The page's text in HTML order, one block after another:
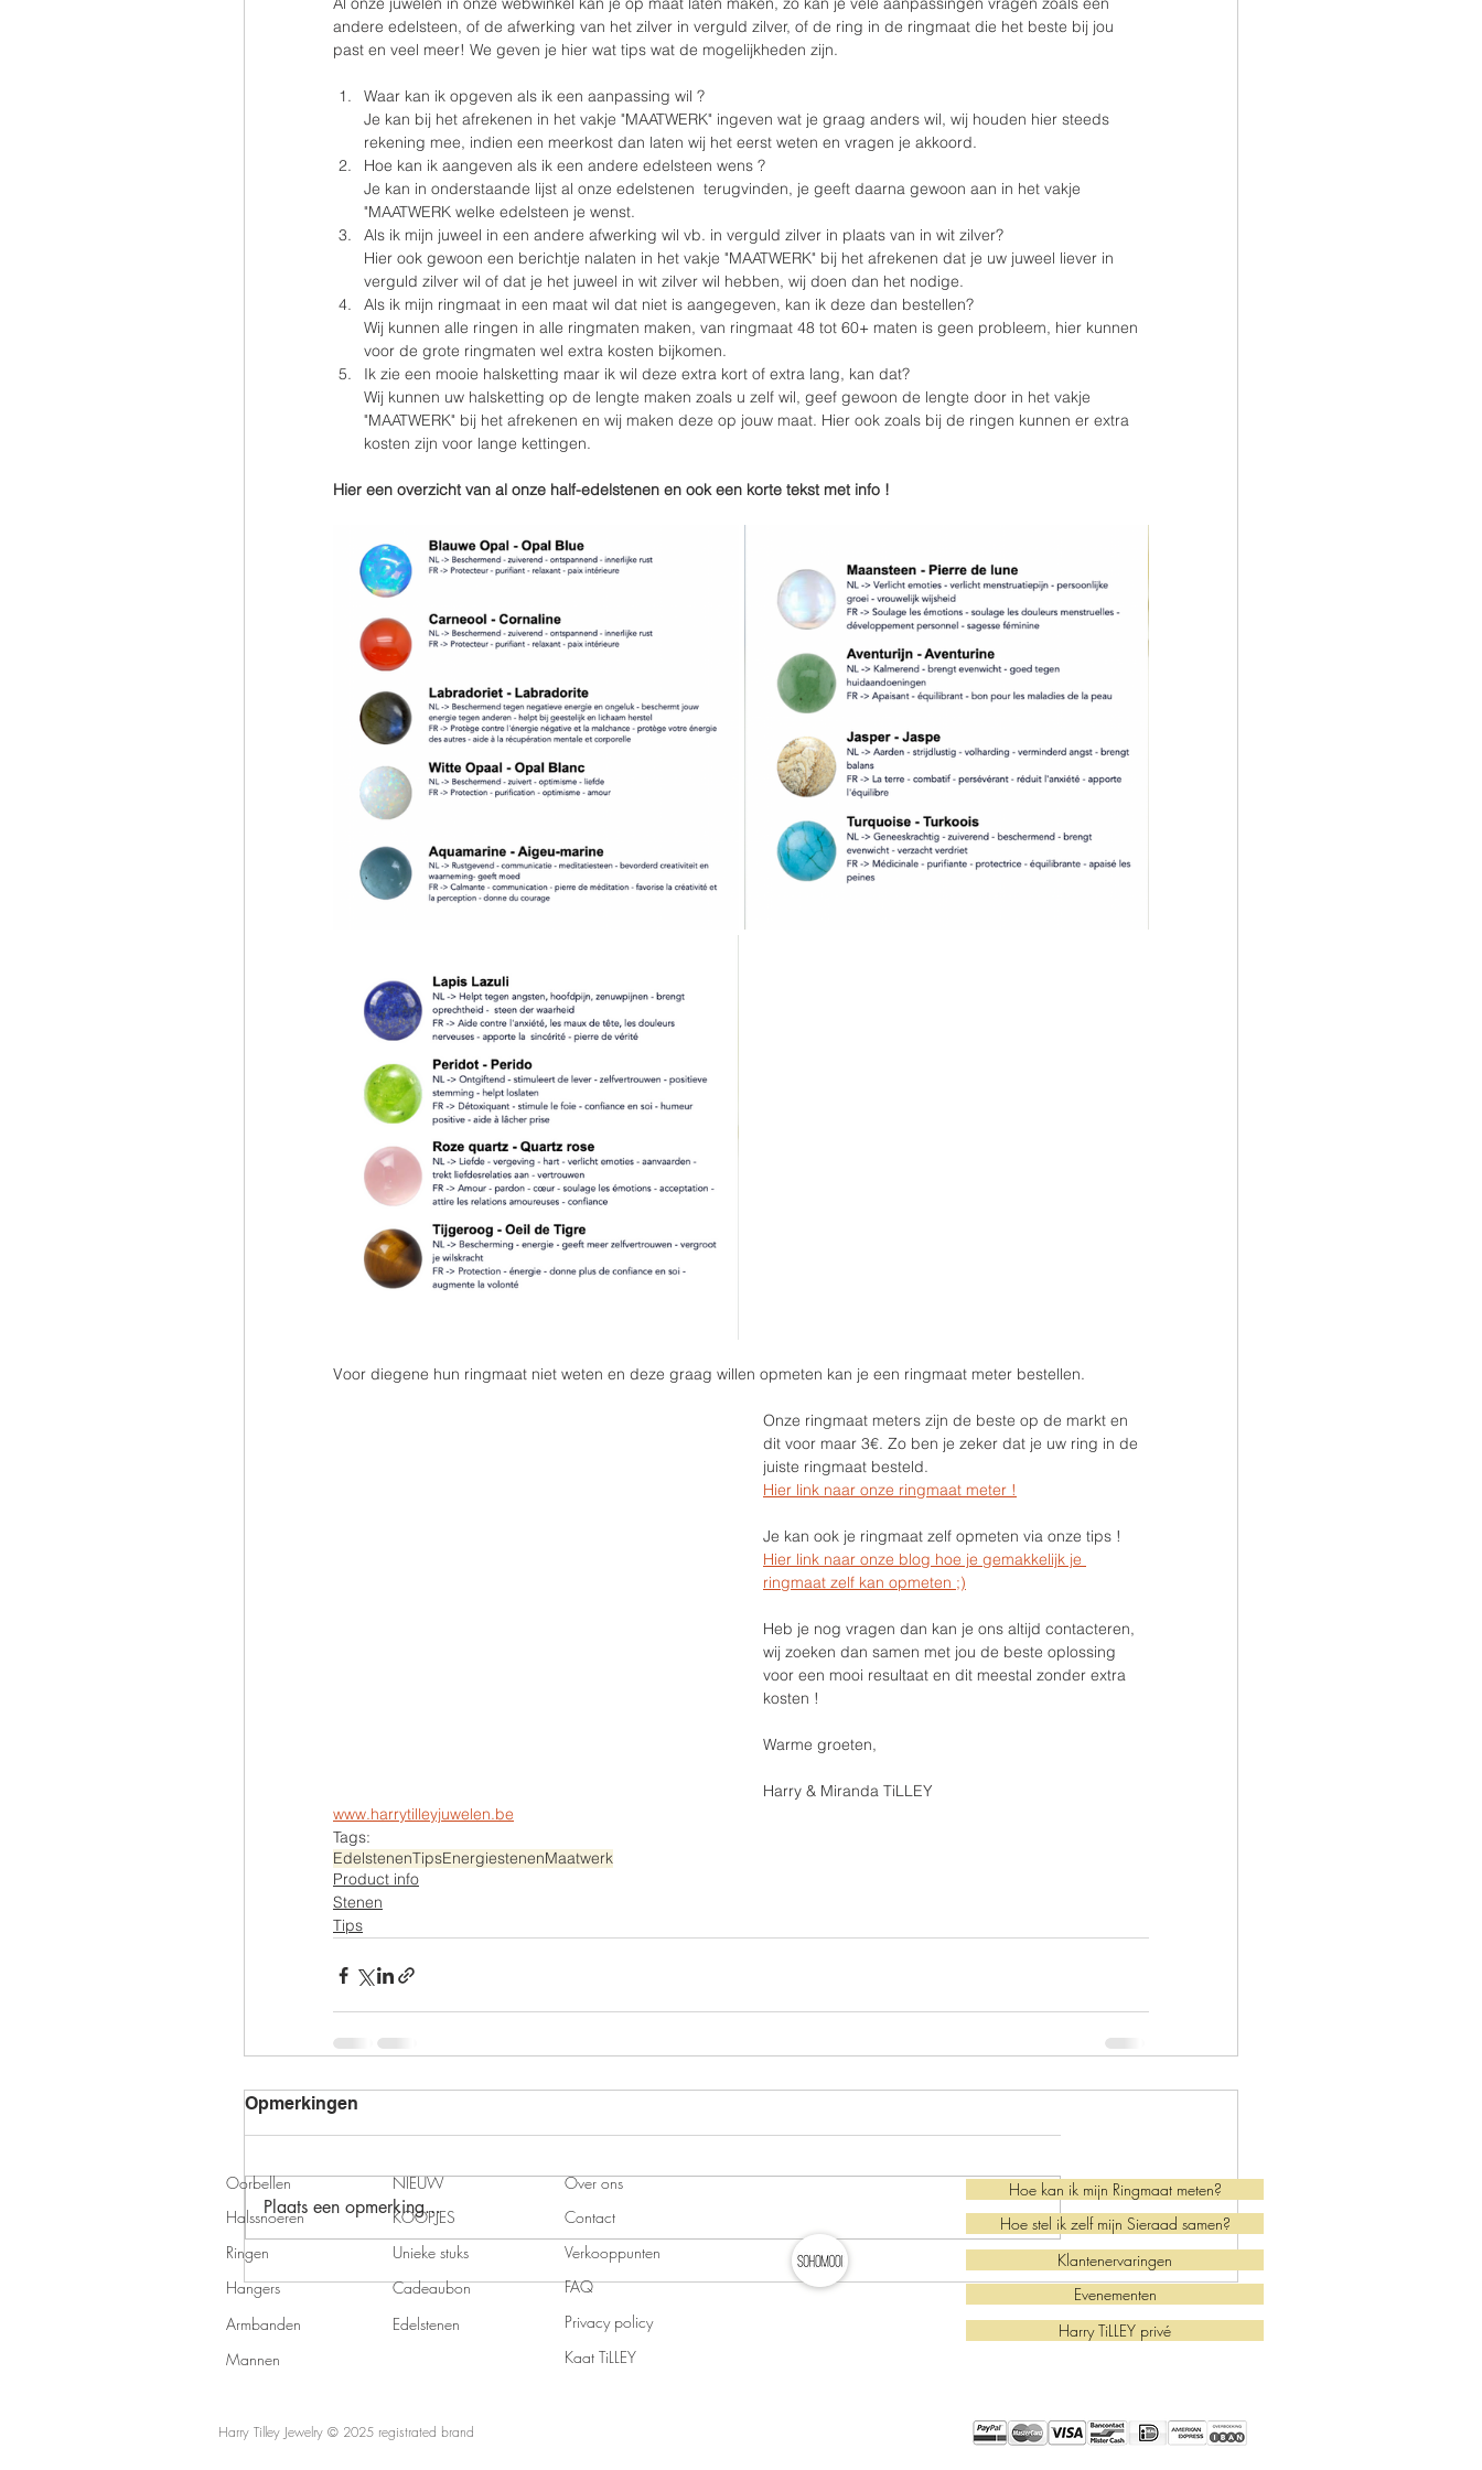
andere edelsteen, of de afwerking van het zilver in verguld zilver, of de ring in de ringmaat die het beste bij jou
past en veel meer! We geven je hier wat tips wat de mogelijkheden zijn.
Waar kan ik opgeven als ik een aanpassing wil ?
Je kan bij het afrekenen in het vakje "MAATWERK" ingeven wat je graag anders wil, wij houden hier steeds
rekening mee, indien een meerkost dan laten wij het eerst weten en vragen je akkoord.
Hoe kan ik aangeven als ik een andere edelsteen wens ?
Je kan in onderstaande lijst al onze edelstenen  terugvinden, je geeft daarna gewoon aan in het vakje
"MAATWERK welke edelsteen je wenst.
Als ik mijn juweel in een andere afwerking wil vb. in verguld zilver in plaats van in wit zilver?
Hier ook gewoon een berichtje nalaten in het vakje "MAATWERK" bij het afrekenen dat je uw juweel liever in
verguld zilver wil of dat je het juweel in wit zilver wil hebben, wij doen dan het nodige.
Als ik mijn ringmaat in een maat wil dat niet is aangegeven, kan ik deze dan bestellen?
Wij kunnen alle ringen in alle ringmaten maken, van ringmaat 48 tot 60+ maten is geen probleem, hier kunnen
voor de grote ringmaten wel extra kosten bijkomen.
Ik zie een mooie halsketting maar ik wil deze extra kort of extra lang, kan dat?
Wij kunnen uw halsketting op de lengte maken zoals u zelf wil, geef gewoon de lengte door in het vakje
"MAATWERK" bij het afrekenen en wij maken deze op jouw maat. Hier ook zoals bij de ringen kunnen er extra
kosten zijn voor lange kettingen.
Hier een overzicht van al onze half-edelstenen en ook een korte tekst met info !
Voor diegene hun ringmaat niet weten en deze graag willen opmeten kan je een ringmaat meter bestellen.
Onze ringmaat meters zijn de beste op de markt en
dit voor maar 3€. Zo ben je zeker dat je uw ring in de
juiste ringmaat besteld.
Hier link naar onze ringmaat meter !
Je kan ook je ringmaat zelf opmeten via onze tips !
Hier link naar onze blog hoe je gemakkelijk je
ringmaat zelf kan opmeten ;)
Heb je nog vragen dan kan je ons altijd contacteren,
wij zoeken dan samen met jou de beste oplossing
voor een mooi resultaat en dit meestal zonder extra
kosten !
Warme groeten,
Harry & Miranda TiLLEY
www.harrytilleyjuwelen.be
Tags:
EdelstenenTipsEnergiestenenMaatwerk
Product info
Stenen
Tips
Opmerkingen
Plaats een opmerking...
Oorbellen
Halssnoeren
Ringen
Hangers
Armbanden
Mannen
NIEUW
KOOPJES
Unieke stuks
Cadeaubon
Edelstenen
Harry Tilley Jewelry © 2025 registrated brand
Over ons
Contact
Verkooppunten
FAQ
Privacy policy
Kaat TiLLEY
Hoe kan ik mijn Ringmaat meten?
Hoe stel ik zelf mijn Sieraad samen?
Klantenervaringen
Evenementen
Harry TiLLEY privé